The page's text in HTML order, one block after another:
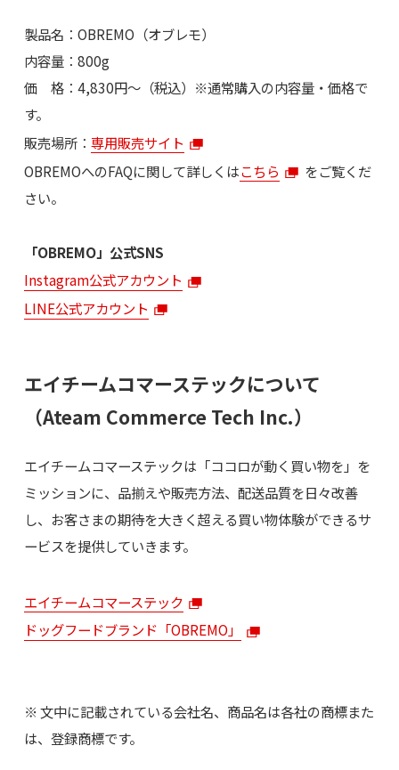
製品名：OBREMO（オブレモ）
内容量：800g
価 格：4,830円～（税込）※通常購入の内容量・価格で
す。
販売場所： 専用販売サイト
OBREMOへのFAQに関して詳しくはこちら
をご覧くだ
さい。
「OBREMO」公式SNS
Instagram公式アカウント
LINE公式アカウント
エイチームコマーステックについて
（Ateam Commerce Tech Inc.）
エイチームコマーステックは「ココロが動く買い物を」を
ミッションに、品揃えや販売方法、配送品質を日々改善
し、お客さまの期待を大きく超える買い物体験ができるサ
ービスを提供していきます。
エイチームコマーステック
ドッグフードブランド「OBREMO」
※ 文中に記載されている会社名、商品名は各社の商標また
は、登録商標です。